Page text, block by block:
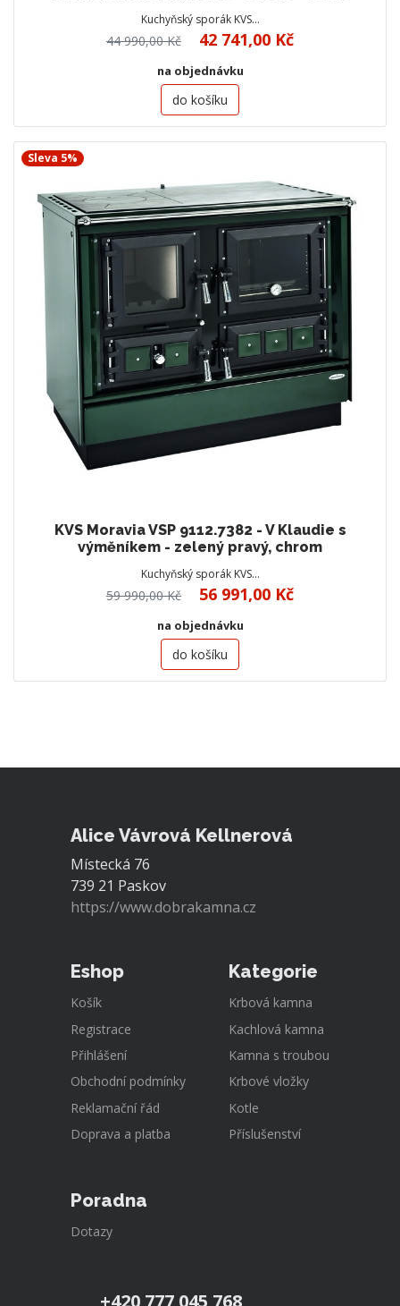
Kuchyňský sporák KVS…
44 990,00 Kč 42 741,00 Kč
na objednávku
do košíku
Sleva 5%
KVS Moravia VSP 9112.7382 - V Klaudie s
výměníkem - zelený pravý, chrom
Kuchyňský sporák KVS…
59 990,00 Kč 56 991,00 Kč
na objednávku
do košíku
Alice Vávrová Kellnerová
Místecká 76
739 21 Paskov
https://www.dobrakamna.cz
Eshop
Košík
Registrace
Přihlášení
Obchodní podmínky
Reklamační řád
Doprava a platba
Kategorie
Krbová kamna
Kachlová kamna
Kamna s troubou
Krbové vložky
Kotle
Příslušenství
Poradna
Dotazy
+420 777 045 768